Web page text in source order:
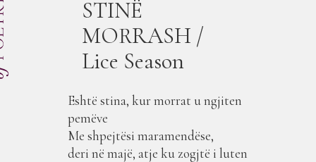
STINË
MORRASH /
Lice Season
Eshtë stina, kur morrat u ngjiten
pemëve
Me shpejtësi maramendëse,
deri në majë, atje ku zogjtë i luten